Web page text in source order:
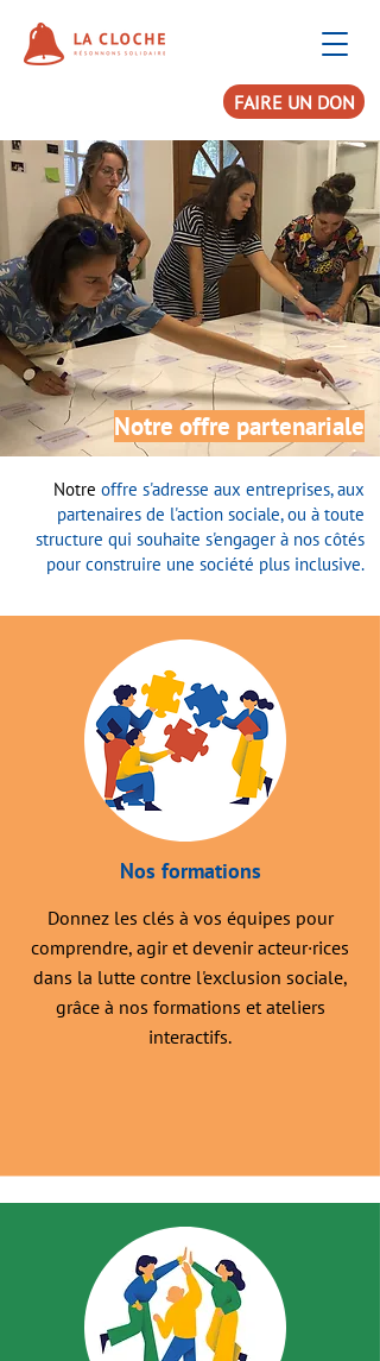
FAIRE UN DON
Notre offre partenariale
Notre offre s'adresse aux entreprises, aux
partenaires de l'action sociale, ou à toute
structure qui souhaite s'engager à nos côtés
pour construire une société plus inclusive.
Nos formations
Donnez les clés à vos équipes pour
comprendre, agir et devenir acteur·rices
dans la lutte contre l'exclusion sociale,
grâce à nos formations et ateliers
interactifs.